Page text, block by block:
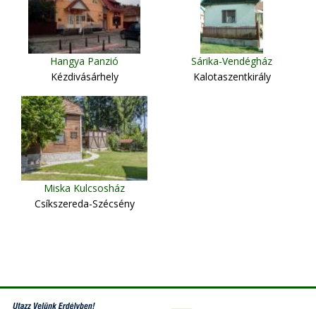
Hangya Panzió
Kézdivásárhely
Sárika-Vendégház
Kalotaszentkirály
Miska Kulcsosház
Csíkszereda-Szécsény